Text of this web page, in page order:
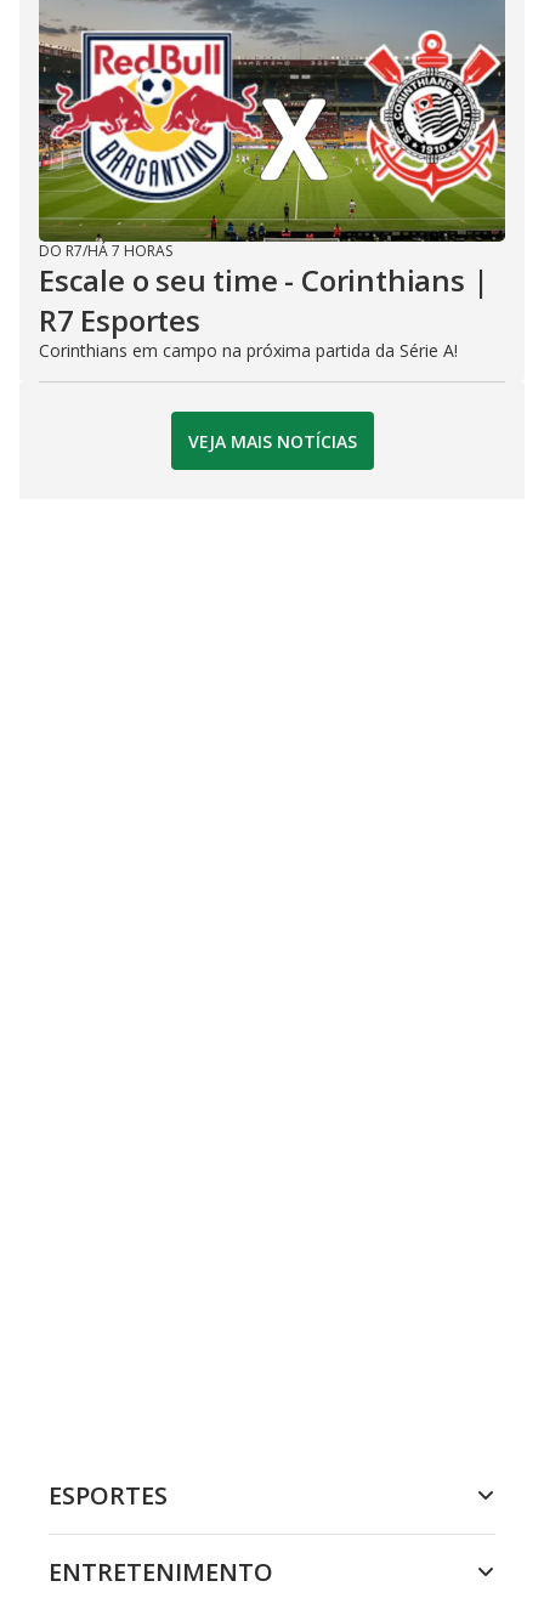
DO R7/HÁ 7 HORAS
Escale o seu time - Corinthians |
R7 Esportes
Corinthians em campo na próxima partida da Série A!
VEJA MAIS NOTÍCIAS
ESPORTES
ENTRETENIMENTO